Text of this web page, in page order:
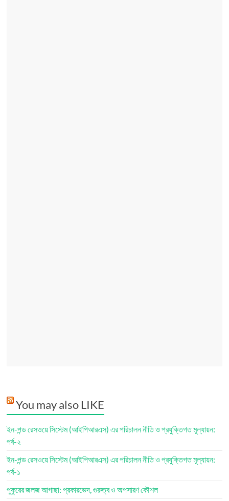
You may also LIKE
ইন-পন্ড রেসওয়ে সিস্টেম (আইপিআরএস) এর পরিচালন নীতি ও প্রযুক্তিগত মূল্যায়ন:
পর্ব-২
ইন-পন্ড রেসওয়ে সিস্টেম (আইপিআরএস) এর পরিচালন নীতি ও প্রযুক্তিগত মূল্যায়ন:
পর্ব-১
পুকুরের জলজ আগাছা: প্রকারভেদ, গুরুত্ব ও অপসারণ কৌশল